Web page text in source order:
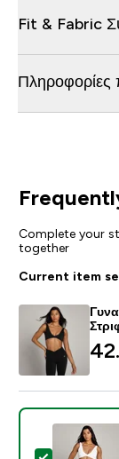
Fit & Fabric
Πληροφορίες
Complete your
together
Current item